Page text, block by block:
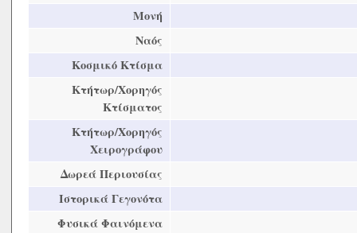
Μονή
Ναός
Κοσμικό Κτίσμα
Κτήτωρ/Χορηγός
Κτίσματος
Κτήτωρ/Χορηγός
Χειρογράφου
Δωρεά Περιουσίας
Ιστορικά Γεγονότα
Φυσικά Φαινόμενα